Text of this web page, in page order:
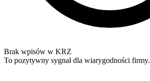
Brak wpisów w KRZ
To pozytywny sygnał dla wiarygodności firmy.